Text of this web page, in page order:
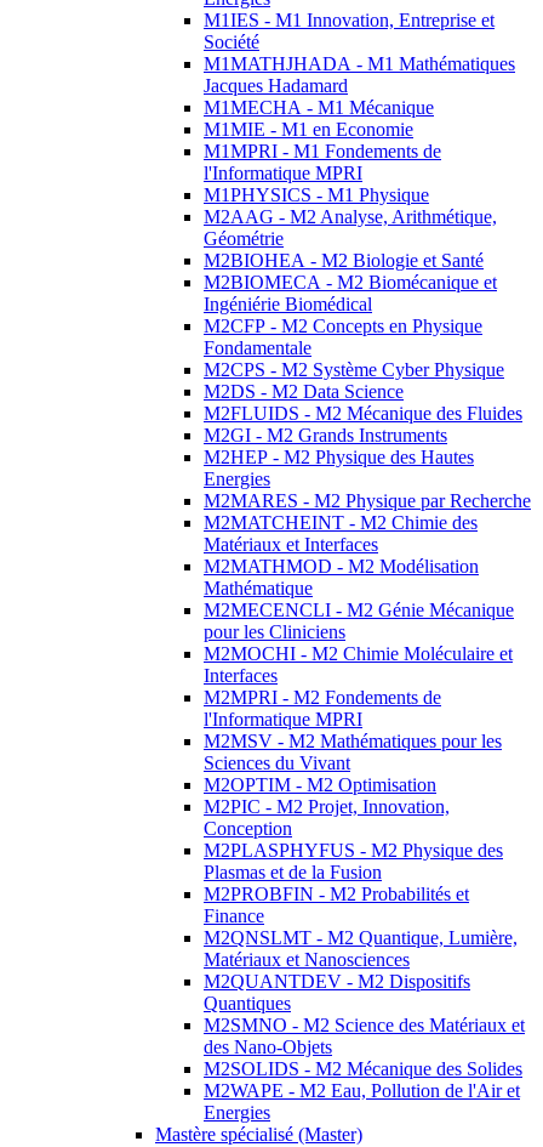
M1IES - M1 Innovation, Entreprise et
Société
M1MATHJHADA - M1 Mathématiques
Jacques Hadamard
M1MECHA - M1 Mécanique
M1MIE - M1 en Economie
M1MPRI - M1 Fondements de
l'Informatique MPRI
M1PHYSICS - M1 Physique
M2AAG - M2 Analyse, Arithmétique,
Géométrie
M2BIOHEA - M2 Biologie et Santé
M2BIOMECA - M2 Biomécanique et
Ingéniérie Biomédical
M2CFP - M2 Concepts en Physique
Fondamentale
M2CPS - M2 Système Cyber Physique
M2DS - M2 Data Science
M2FLUIDS - M2 Mécanique des Fluides
M2GI - M2 Grands Instruments
M2HEP - M2 Physique des Hautes
Energies
M2MARES - M2 Physique par Recherche
M2MATCHEINT - M2 Chimie des
Matériaux et Interfaces
M2MATHMOD - M2 Modélisation
Mathématique
M2MECENCLI - M2 Génie Mécanique
pour les Cliniciens
M2MOCHI - M2 Chimie Moléculaire et
Interfaces
M2MPRI - M2 Fondements de
l'Informatique MPRI
M2MSV - M2 Mathématiques pour les
Sciences du Vivant
M2OPTIM - M2 Optimisation
M2PIC - M2 Projet, Innovation,
Conception
M2PLASPHYFUS - M2 Physique des
Plasmas et de la Fusion
M2PROBFIN - M2 Probabilités et
Finance
M2QNSLMT - M2 Quantique, Lumière,
Matériaux et Nanosciences
M2QUANTDEV - M2 Dispositifs
Quantiques
M2SMNO - M2 Science des Matériaux et
des Nano-Objets
M2SOLIDS - M2 Mécanique des Solides
M2WAPE - M2 Eau, Pollution de l'Air et
Energies
Mastère spécialisé (Master)